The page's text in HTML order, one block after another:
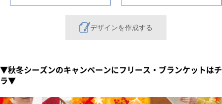
デザインを作成する
▼秋冬シーズンのキャンペーンにフリース・ブランケットはチ
ラ▼